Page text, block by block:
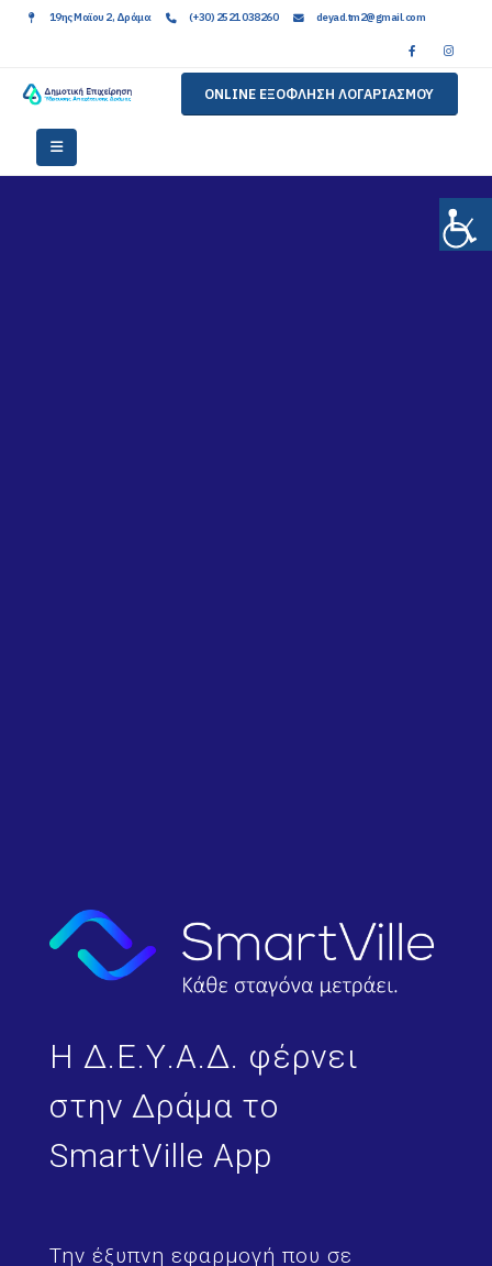
19ης Μαϊου 2, Δράμα (+30) 2521 038260 deyad.tm2@gmail.com
ONLINE ΕΞΟΦΛΗΣΗ ΛΟΓΑΡΙΑΣΜΟΥ